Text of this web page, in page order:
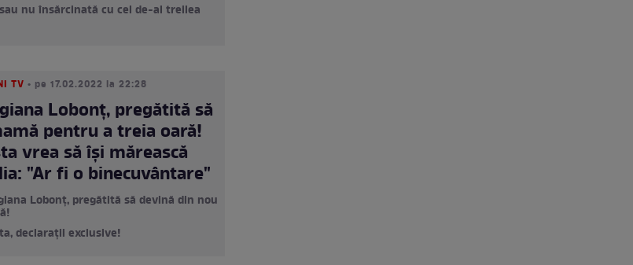
nu însărcinată cu cel de-al treilea
TV • pe 17.02.2022 la 22:28
Lobonț, pregătită să
pentru a treia oară!
vrea să își mărească
"Ar fi o binecuvântare"
Lobonț, pregătită să devină din nou
declarații exclusive!